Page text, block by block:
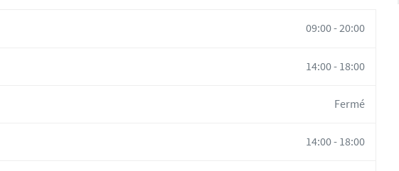
09:00-20:00
14:00- 18:00
Fermé
14:00- 18:00